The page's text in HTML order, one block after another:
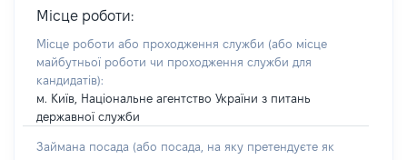
Місце роботи:
Місце роботи або проходження служби (або місце
майбутньої роботи чи проходження служби для
кандидатів):
м. Київ, Національне агентство України з питань
державної служби
Займана посада (або посада, на яку претендуєте як